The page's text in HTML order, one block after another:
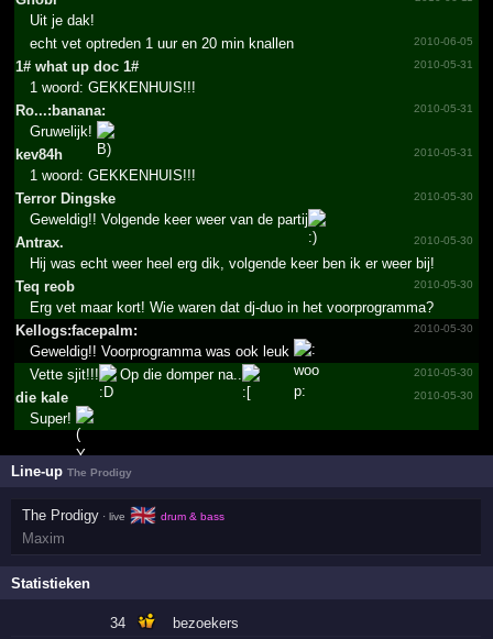
Uit je dak!
2010-06-05
echt vet optreden 1 uur en 20 min knallen
1#­ what up doc 1#­
2010-05-31
1 woord: GEKKENHUIS!!!
Ro...­:banana:
2010-05-31
Gruwelijk!
kev84h
2010-05-31
1 woord: GEKKENHUIS!!!
Terror Dingske
2010-05-30
Geweldig!! Volgende keer weer van de partij
Antrax.
2010-05-30
Hij was echt weer heel erg dik, volgende keer ben ik er weer bij!
Teq reob
2010-05-30
Erg vet maar kort! Wie waren dat dj-duo in het voorprogramma?
Kellog­s:face­palm:
2010-05-30
Geweldig!! Voorprogramma was ook leuk
2010-05-30
Vette sjit!!!
Op die domper na..
die kale
2010-05-30
Super!
Line-upThe Prodigy
The Prodigy · live 🇬🇧 drum & bass
Maxim
Statistieken
34
bezoekers